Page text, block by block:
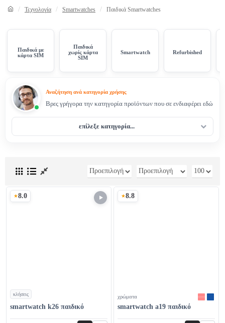
Τεχνολογία Smartwatches Παιδικά Smartwatches
Παιδικά με
κάρτα SIM
Παιδικά
χωρίς κάρτα
SIM
Smartwatch Refurbished
Αναζήτηση ανά κατηγορία χρήσης
Βρες γρήγορα την κατηγορία προϊόντων που σε ενδιαφέρει εδώ
επίλεξε κατηγορία...
κλήσεις
Σκορ
8.0
χρώματα
smartwatch k26 παιδικό
Σκορ
8.8
χρώματα
smartwatch a19 παιδικό